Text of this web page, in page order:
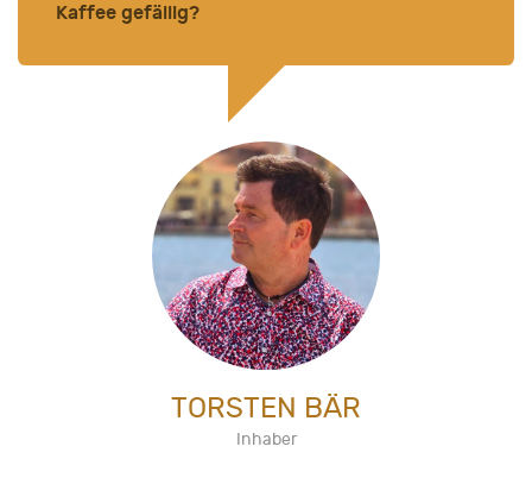
Kaffee gefällig?
TORSTEN BÄR
Inhaber